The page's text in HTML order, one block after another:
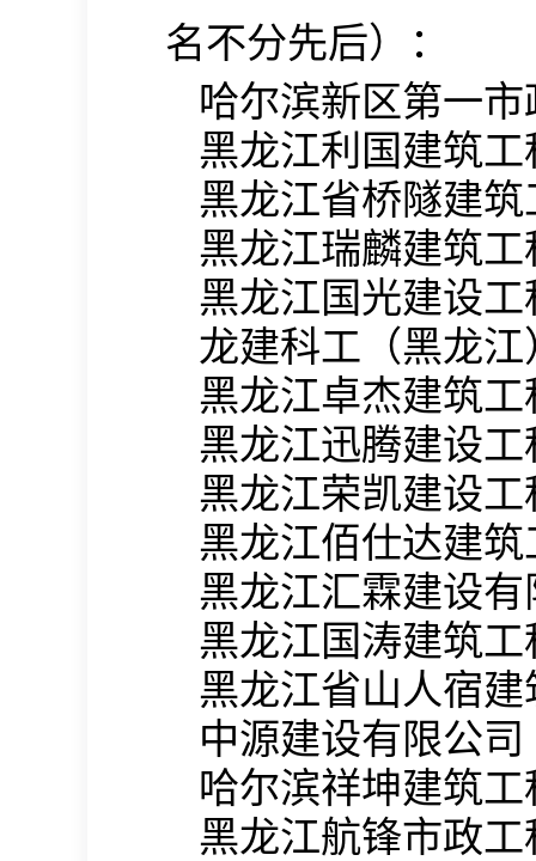
名不分先后）：
哈尔滨新区第一
黑龙江利国建筑
黑龙江省桥隧建
黑龙江瑞麟建筑
黑龙江国光建设
龙建科工（黑龙
黑龙江卓杰建筑
黑龙江迅腾建设
黑龙江荣凯建设
黑龙江佰仕达建
黑龙江汇霖建设有
黑龙江国涛建筑
黑龙江省山人宿
中源建设有限公司
哈尔滨祥坤建筑
黑龙江航锋市政